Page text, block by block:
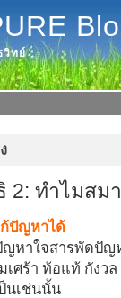
วิทย์
2: ทำไมสม
ก้ปัญหาได้
หาใจสารพัดปัญ
ศร้า ท้อแท้ กังว
นเช่นนั้น